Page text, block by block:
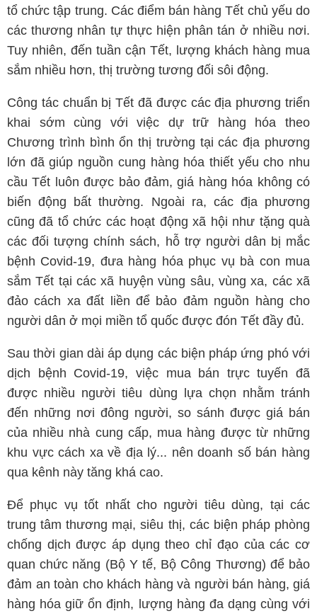
tổ chức tập trung. Các điểm bán hàng Tết chủ yếu do
các thương nhân tự thực hiện phân tán ở nhiều nơi.
Tuy nhiên, đến tuần cận Tết, lượng khách hàng mua
sắm nhiều hơn, thị trường tương đối sôi động.
Công tác chuẩn bị Tết đã được các địa phương triển
khai sớm cùng với việc dự trữ hàng hóa theo
Chương trình bình ổn thị trường tại các địa phương
lớn đã giúp nguồn cung hàng hóa thiết yếu cho nhu
cầu Tết luôn được bảo đảm, giá hàng hóa không có
biến động bất thường. Ngoài ra, các địa phương
cũng đã tổ chức các hoạt động xã hội như tặng quà
các đối tượng chính sách, hỗ trợ người dân bị mắc
bệnh Covid-19, đưa hàng hóa phục vụ bà con mua
sắm Tết tại các xã huyện vùng sâu, vùng xa, các xã
đảo cách xa đất liền để bảo đảm nguồn hàng cho
người dân ở mọi miền tổ quốc được đón Tết đầy đủ.
Sau thời gian dài áp dụng các biện pháp ứng phó với
dịch bệnh Covid-19, việc mua bán trực tuyến đã
được nhiều người tiêu dùng lựa chọn nhằm tránh
đến những nơi đông người, so sánh được giá bán
của nhiều nhà cung cấp, mua hàng được từ những
khu vực cách xa về địa lý... nên doanh số bán hàng
qua kênh này tăng khá cao.
Để phục vụ tốt nhất cho người tiêu dùng, tại các
trung tâm thương mại, siêu thị, các biện pháp phòng
chống dịch được áp dụng theo chỉ đạo của các cơ
quan chức năng (Bộ Y tế, Bộ Công Thương) để bảo
đảm an toàn cho khách hàng và người bán hàng, giá
hàng hóa giữ ổn định, lượng hàng đa dạng cùng với